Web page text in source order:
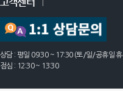
상담 : 평일 09:30 ~ 17:30 (토/일/공휴일 휴
점심 : 12:30 ~ 13:30